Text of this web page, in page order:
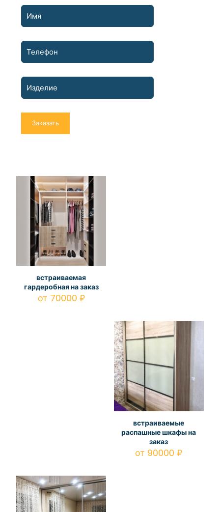
встраиваемая
гардеробная на заказ
от 70000 ₽
встраиваемые
распашные шкафы на
заказ
от 90000₽